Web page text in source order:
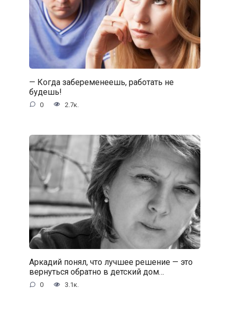
— Когда забеременеешь, работать не
будешь!
0 2.7к.
Аркадий понял, что лучшее решение — это
вернуться обратно в детский дом…
0 3.1к.